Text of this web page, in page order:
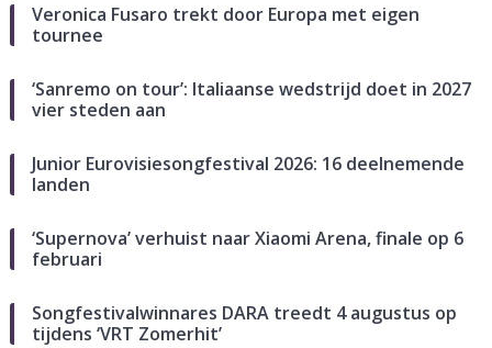
Veronica Fusaro trekt door Europa met eigen
tournee
‘Sanremo on tour’: Italiaanse wedstrijd doet in 2027
vier steden aan
Junior Eurovisiesongfestival 2026: 16 deelnemende
landen
‘Supernova’ verhuist naar Xiaomi Arena, finale op 6
februari
Songfestivalwinnares DARA treedt 4 augustus op
tijdens ‘VRT Zomerhit’